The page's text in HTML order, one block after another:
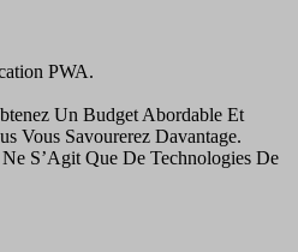
PWA.
Un Budget Abordable Et
Vous Savourerez Davantage.
S’Agit Que De Technologies De